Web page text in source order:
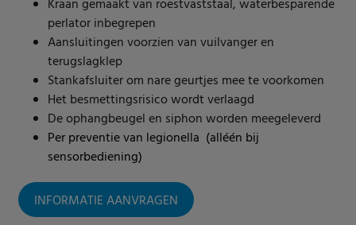
Kraan gemaakt van roestvaststaal, waterbesparende
perlator inbegrepen
Aansluitingen voorzien van vuilvanger en
terugslagklep
Stankafsluiter om nare geurtjes mee te voorkomen
Het besmettingsrisico wordt verlaagd
De ophangbeugel en siphon worden meegeleverd
Per preventie van legionella (alléén bij
sensorbediening)
INFORMATIE AANVRAGEN